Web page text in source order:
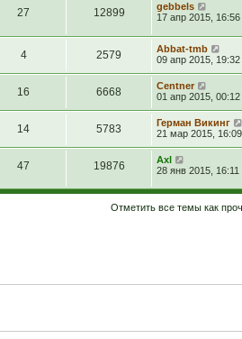
27 12899
gebbels
17 апр 2015, 16:56
4 2579
Abbat-tmb
09 апр 2015, 19:32
16 6668
Centner
01 апр 2015, 00:12
14 5783
Герман Викинг
21 мар 2015, 16:09
47 19876
Axl
28 янв 2015, 16:11
Отметить все темы как